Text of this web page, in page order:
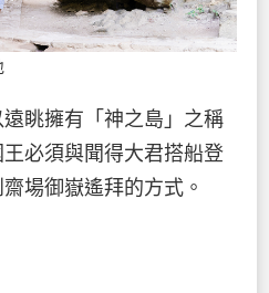
眺擁有「神之島」之稱
必須與聞得大君搭船登
場御嶽遙拜的方式。